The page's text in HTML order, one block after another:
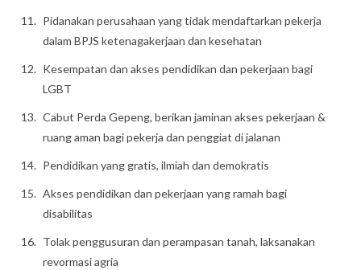
Pidanakan perusahaan yang tidak mendaftarkan pekerja
dalam BPJS ketenagakerjaan dan kesehatan
Kesempatan dan akses pendidikan dan pekerjaan bagi
LGBT
Cabut Perda Gepeng, berikan jaminan akses pekerjaan &
ruang aman bagi pekerja dan penggiat di jalanan
Pendidikan yang gratis, ilmiah dan demokratis
Akses pendidikan dan pekerjaan yang ramah bagi
disabilitas
Tolak penggusuran dan perampasan tanah, laksanakan
revormasi agria